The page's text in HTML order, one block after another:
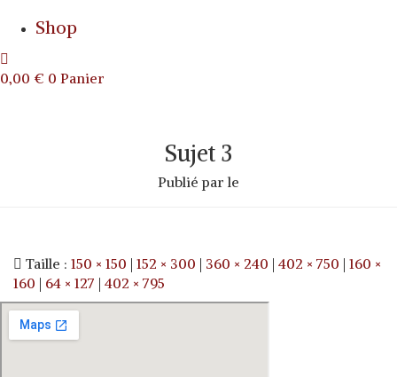
Shop
0,00 € 0 Panier
Sujet 3
Publié par le
Taille : 150 × 150 | 152 × 300 | 360 × 240 | 402 × 750 | 160 ×
160 | 64 × 127 | 402 × 795